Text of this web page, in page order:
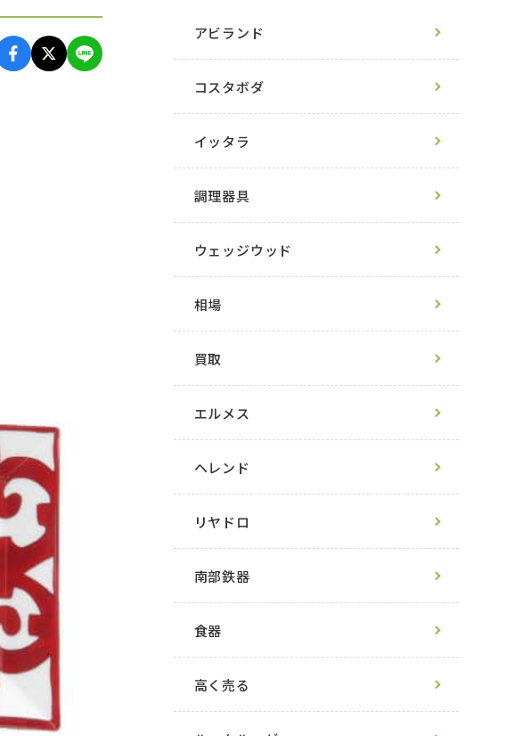
アビランド
コスタボダ
イッタラ
調理器具
ウェッジウッド
相場
買取
エルメス
ヘレンド
リヤドロ
南部鉄器
食器
高く売る